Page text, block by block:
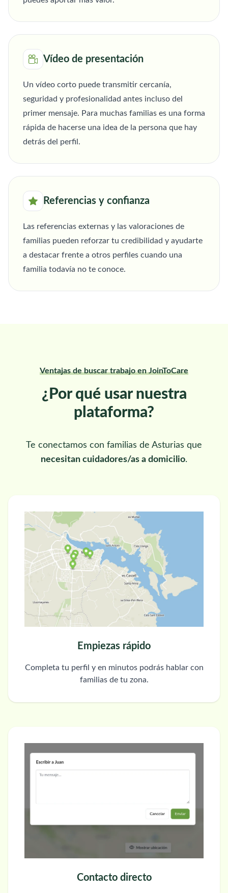
Vídeo de presentación
Un vídeo corto puede transmitir cercanía,
seguridad y profesionalidad antes incluso del
primer mensaje. Para muchas familias es una forma
rápida de hacerse una idea de la persona que hay
detrás del perfil.
Referencias y confianza
Las referencias externas y las valoraciones de
familias pueden reforzar tu credibilidad y ayudarte
a destacar frente a otros perfiles cuando una
familia todavía no te conoce.
Ventajas de buscar trabajo en JoinToCare
¿Por qué usar nuestra
plataforma?
Te conectamos con familias de Asturias que
necesitan cuidadores/as a domicilio.
Empiezas rápido
Completa tu perfil y en minutos podrás hablar con
familias de tu zona.
Contacto directo